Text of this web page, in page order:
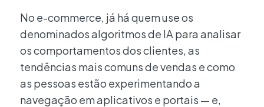
No e-commerce, já há quem use os
denominados algoritmos de IA para analisar
os comportamentos dos clientes, as
tendências mais comuns de vendas e como
as pessoas estão experimentando a
navegação em aplicativos e portais — e,